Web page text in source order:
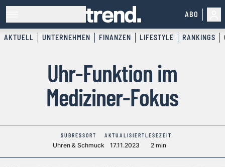
ABO
AKTUELL UNTERNEHMEN FINANZEN LIFESTYLE RANKINGS
Uhr-Funktion im
Mediziner-Fokus
SUBRESSORT
Uhren & Schmuck
AKTUALISIERT
17.11.2023
LESEZEIT
2 min